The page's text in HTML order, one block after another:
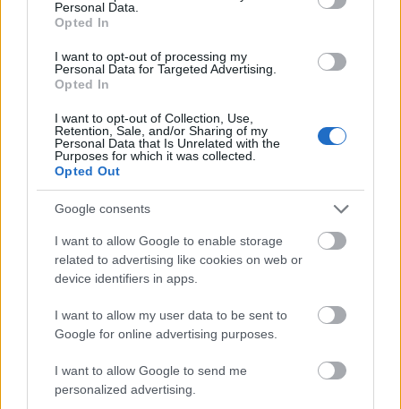
Personal Data.
Opted In
I want to opt-out of processing my
Personal Data for Targeted Advertising.
Opted In
I want to opt-out of Collection, Use,
Retention, Sale, and/or Sharing of my
Personal Data that Is Unrelated with the
Purposes for which it was collected.
Opted Out
Google consents
I want to allow Google to enable storage
related to advertising like cookies on web or
device identifiers in apps.
I want to allow my user data to be sent to
Google for online advertising purposes.
I want to allow Google to send me
personalized advertising.
Eurovision: Η ανάρτηση της Μαρίνας Σάττι
πριν τον ημιτελικό κι η αναφορά στη φέτα
σαγανάκι
ΕΛΛΑΔΑ